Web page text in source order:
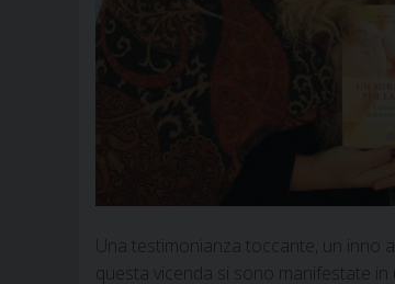
Una testimonianza toccante, un inno
questa vicenda si sono manifestate